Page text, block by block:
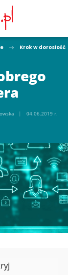
Krok w dorosłość
04.06.2019 r.